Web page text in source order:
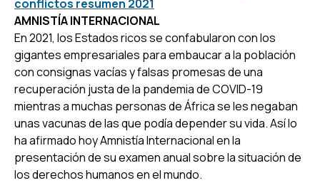
conflictos resumen 2021
AMNISTÍA INTERNACIONAL
En 2021, los Estados ricos se confabularon con los
gigantes empresariales para embaucar a la población
con consignas vacías y falsas promesas de una
recuperación justa de la pandemia de COVID-19
mientras a muchas personas de África se les negaban
unas vacunas de las que podía depender su vida. Así lo
ha afirmado hoy Amnistía Internacional en la
presentación de su examen anual sobre la situación de
los derechos humanos en el mundo.